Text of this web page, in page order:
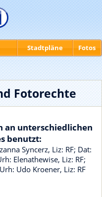
Fotorechte
an unterschiedlichen
benutzt:
Syncerz, Liz: RF; Dat:
Elenathewise, Liz: RF;
Udo Kroener, Liz: RF
Stadtpläne Fotos